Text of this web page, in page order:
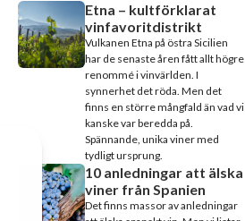
Etna – kultförklarat
vinfavoritdistrikt
Vulkanen Etna på östra Sicilien
har de senaste åren fått allt högre
renommé i vinvärlden. I
synnerhet det röda. Men det
finns en större mångfald än vad vi
kanske var beredda på.
Spännande, unika viner med
tydligt ursprung.
10 anledningar att älska
viner från Spanien
Det finns massor av anledningar